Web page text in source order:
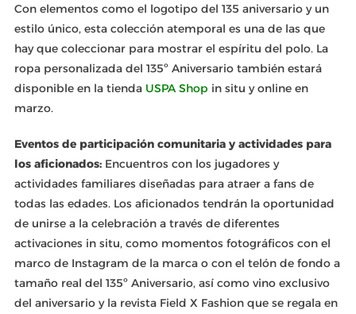
Con elementos como el logotipo del 135 aniversario y un
estilo único, esta colección atemporal es una de las que
hay que coleccionar para mostrar el espíritu del polo. La
ropa personalizada del 135º Aniversario también estará
disponible en la tienda USPA Shop in situ y online en
marzo.
Eventos de participación comunitaria y actividades para
los aficionados: Encuentros con los jugadores y
actividades familiares diseñadas para atraer a fans de
todas las edades. Los aficionados tendrán la oportunidad
de unirse a la celebración a través de diferentes
activaciones in situ, como momentos fotográficos con el
marco de Instagram de la marca o con el telón de fondo a
tamaño real del 135º Aniversario, así como vino exclusivo
del aniversario y la revista Field X Fashion que se regala en